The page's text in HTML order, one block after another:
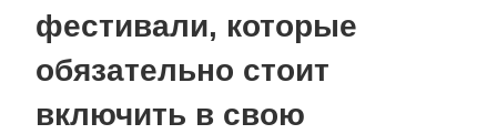
фестивали, которые
обязательно стоит
включить в свою